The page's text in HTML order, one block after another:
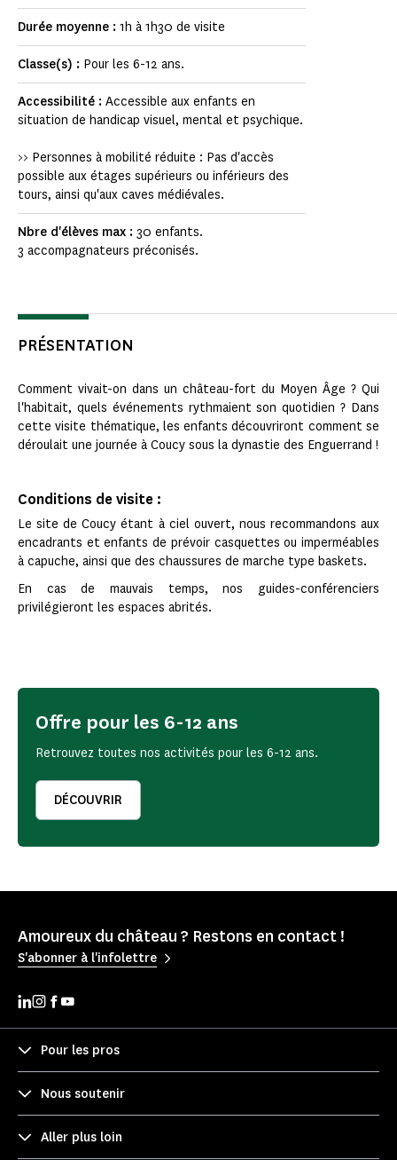
Durée moyenne : 1h à 1h30 de visite
Classe(s) : Pour les 6-12 ans.
Accessibilité : Accessible aux enfants en
situation de handicap visuel, mental et psychique.
>> Personnes à mobilité réduite : Pas d'accès
possible aux étages supérieurs ou inférieurs des
tours, ainsi qu'aux caves médiévales.
Nbre d'élèves max : 30 enfants.
3 accompagnateurs préconisés.
PRÉSENTATION
Comment vivait-on dans un château-fort du Moyen Âge ? Qui
l'habitait, quels événements rythmaient son quotidien ? Dans
cette visite thématique, les enfants découvriront comment se
déroulait une journée à Coucy sous la dynastie des Enguerrand !
Conditions de visite :
Le site de Coucy étant à ciel ouvert, nous recommandons aux
encadrants et enfants de prévoir casquettes ou imperméables
à capuche, ainsi que des chaussures de marche type baskets.
En cas de mauvais temps, nos guides-conférenciers
privilégieront les espaces abrités.
Offre pour les 6-12 ans
Retrouvez toutes nos activités pour les 6-12 ans.
DÉCOUVRIR
Amoureux du château ? Restons en contact !
S'abonner à l'infolettre
Pour les pros
Nous soutenir
Aller plus loin